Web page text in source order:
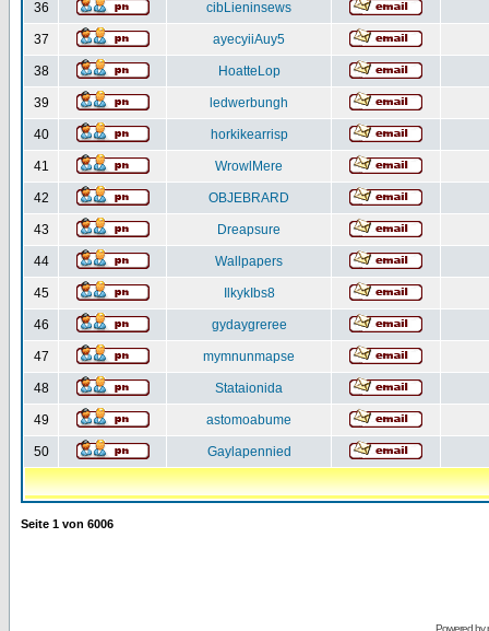
36 cibLieninsews
37 ayecyiiAuy5
38 HoatteLop
39 ledwerbungh
40 horkikearrisp
41 WrowlMere
42 OBJEBRARD
43 Dreapsure
44 Wallpapers
45 IlkykIbs8
46 gydaygreree
47 mymnunmapse
48 Stataionida
49 astomoabume
50 Gaylapennied
Seite 1 von 6006
Powered by